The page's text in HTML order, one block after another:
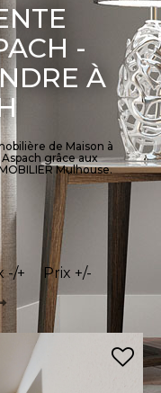
-
À
de Maison à
grâce aux
Mulhouse.
-/+ Prix +/-